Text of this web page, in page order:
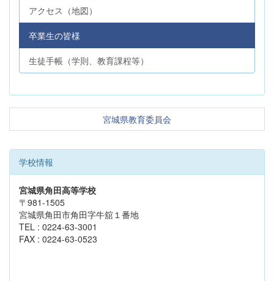
アクセス（地図）
卒業生の皆様
生徒手帳（学則、教育課程等）
宮城県教育委員会
学校情報
宮城県角田高等学校
〒981-1505
宮城県角田市角田字牛舘１番地
TEL : 0224-63-3001
FAX : 0224-63-0523